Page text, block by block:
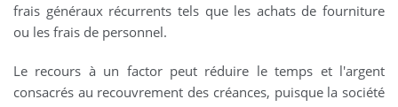
frais généraux récurrents tels que les achats de fourniture
ou les frais de personnel.
Le recours à un factor peut réduire le temps et l'argent
consacrés au recouvrement des créances, puisque la société